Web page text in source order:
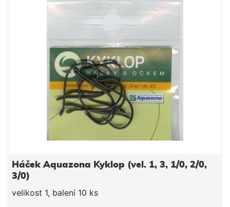
Háček Aquazona Kyklop (vel. 1, 3, 1/0, 2/0,
3/0)
velikost 1, balení 10 ks